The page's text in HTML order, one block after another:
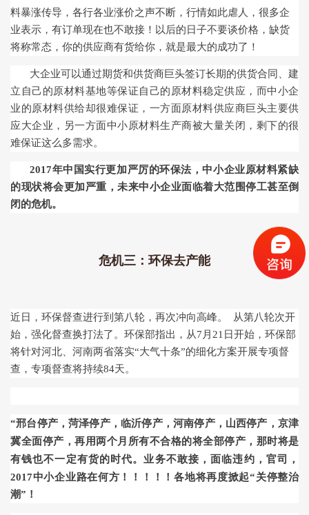
料暴涨传导，各行各业涨价之声不断，行情如此虐人，很多企
业表示，有订单现在也不敢接！以后的日子不要谈价格，缺货
将称常态，你的供应商有货给你，就是最大的成功了！
大企业可以通过期货和供货商巨头签订长期的供货合同、建
立自己的原材料基地等保证自己的原材料稳定供应，而中小企
业的原材料供给却很难保证，一方面原材料供应商巨头主要供
应大企业，另一方面中小原材料生产商被大量关闭，剩下的很
难保证这么多需求。
2017年中国实行更加严厉的环保法，中小企业原材料紧缺
的现状将会更加严重，未来中小企业面临着大范围停工甚至倒
闭的危机。
危机三：环保去产能
近日，环保督查进行到第八轮，再次冲向高峰。 从第八轮次开
始，强化督查换打法了。环保部指出，从7月21日开始，环保部
将针对河北、河南两省落实“大气十条”的细化方案开展专项督
查，专项督查将持续84天。
“邢台停产，菏泽停产，临沂停产，河南停产，山西停产，京津
冀全面停产，再用两个月所有不合格的将全部停产，那时将是
有钱也不一定有货的时代。业务不敢接，面临违约，官司，
2017中小企业路在何方！！！！！各地将再度掀起“关停整治
潮” ！